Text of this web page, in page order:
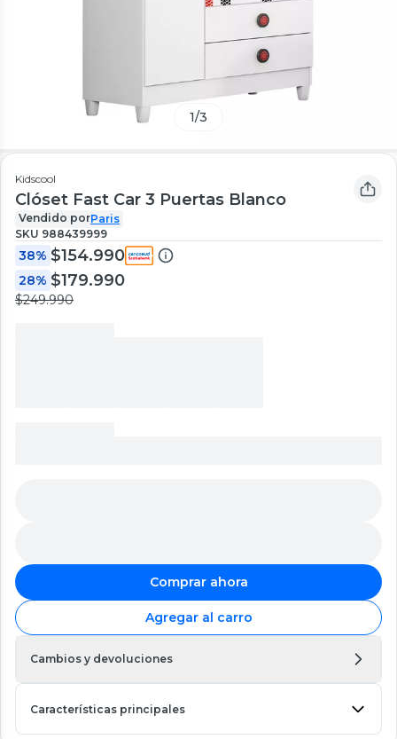
1/3
Kidscool
Clóset Fast Car 3 Puertas Blanco
Vendido porParis
SKU 988439999
38% $154.990
28% $179.990
$249.990
Comprar ahora
Agregar al carro
Cambios y devoluciones
Características principales